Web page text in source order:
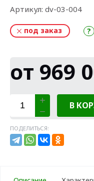
Артикул: dv-03-004
под заказ
от 969
В
ПОДЕЛИТЬСЯ: